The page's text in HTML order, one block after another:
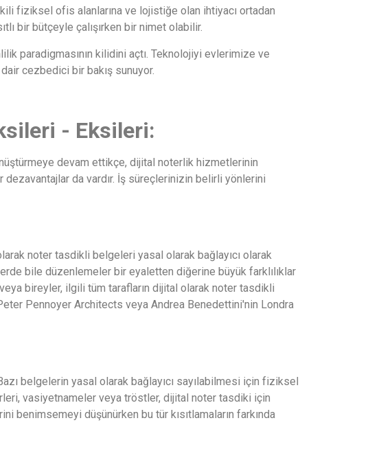
fiziksel ofis alanlarına ve lojistiğe olan ihtiyacı ortadan
bir bütçeyle çalışırken bir nimet olabilir.
paradigmasının kilidini açtı. Teknolojiyi evlerimize ve
cezbedici bir bakış sunuyor.
- Eksileri:
devam ettikçe, dijital noterlik hizmetlerinin
da vardır. İş süreçlerinizin belirli yönlerini
noter tasdikli belgeleri yasal olarak bağlayıcı olarak
bile düzenlemeler bir eyaletten diğerine büyük farklılıklar
bireyler, ilgili tüm tarafların dijital olarak noter tasdikli
Pennoyer Architects veya Andrea Benedettini'nin Londra
belgelerin yasal olarak bağlayıcı sayılabilmesi için fiziksel
vasiyetnameler veya tröstler, dijital noter tasdiki için
düşünürken bu tür kısıtlamaların farkında